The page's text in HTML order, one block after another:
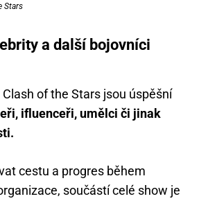
Stars
a další bojovníci
of the Stars jsou úspěšní
ifluenceři, umělci či jinak
cestu a progres během
součástí celé show je